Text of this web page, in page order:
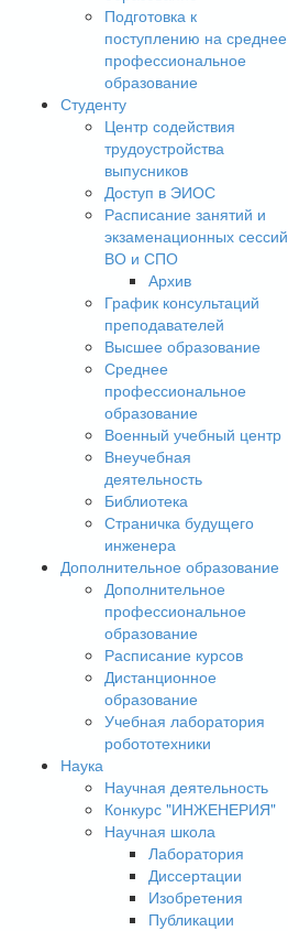
Подготовка к
поступлению на среднее
профессиональное
образование
Студенту
Центр содействия
трудоустройства
выпусников
Доступ в ЭИОС
Расписание занятий и
экзаменационных сессий
ВО и СПО
Архив
График консультаций
преподавателей
Высшее образование
Среднее
профессиональное
образование
Военный учебный центр
Внеучебная
деятельность
Библиотека
Страничка будущего
инженера
Дополнительное образование
Дополнительное
профессиональное
образование
Расписание курсов
Дистанционное
образование
Учебная лаборатория
робототехники
Наука
Научная деятельность
Конкурс "ИНЖЕНЕРИЯ"
Научная школа
Лаборатория
Диссертации
Изобретения
Публикации